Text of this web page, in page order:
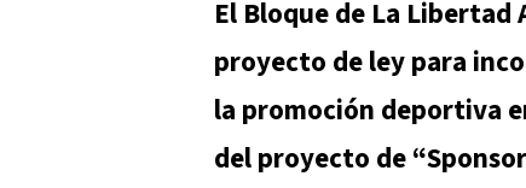
El Bloque de La Libertad
proyecto de ley para
la promoción deportiva
del proyecto de